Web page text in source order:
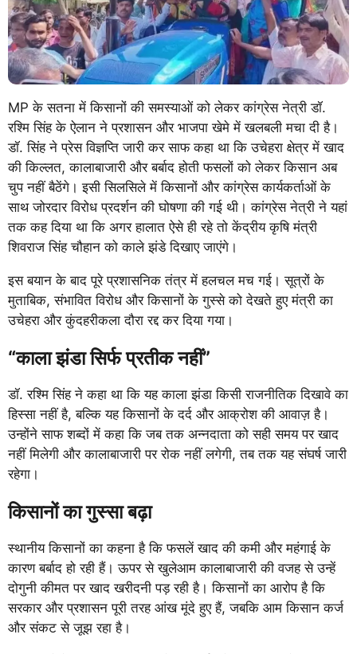
MP के सतना में किसानों की समस्याओं को लेकर कांग्रेस नेत्री डॉ.
रश्मि सिंह के ऐलान ने प्रशासन और भाजपा खेमे में खलबली मचा दी है।
डॉ. सिंह ने प्रेस विज्ञप्ति जारी कर साफ कहा था कि उचेहरा क्षेत्र में खाद
की किल्लत, कालाबाजारी और बर्बाद होती फसलों को लेकर किसान अब
चुप नहीं बैठेंगे। इसी सिलसिले में किसानों और कांग्रेस कार्यकर्ताओं के
साथ जोरदार विरोध प्रदर्शन की घोषणा की गई थी। कांग्रेस नेत्री ने यहां
तक कह दिया था कि अगर हालात ऐसे ही रहे तो केंद्रीय कृषि मंत्री
शिवराज सिंह चौहान को काले झंडे दिखाए जाएंगे।
इस बयान के बाद पूरे प्रशासनिक तंत्र में हलचल मच गई। सूत्रों के
मुताबिक, संभावित विरोध और किसानों के गुस्से को देखते हुए मंत्री का
उचेहरा और कुंदहरीकला दौरा रद्द कर दिया गया।
“काला झंडा सिर्फ प्रतीक नहीं”
डॉ. रश्मि सिंह ने कहा था कि यह काला झंडा किसी राजनीतिक दिखावे का
हिस्सा नहीं है, बल्कि यह किसानों के दर्द और आक्रोश की आवाज़ है।
उन्होंने साफ शब्दों में कहा कि जब तक अन्नदाता को सही समय पर खाद
नहीं मिलेगी और कालाबाजारी पर रोक नहीं लगेगी, तब तक यह संघर्ष जारी
रहेगा।
किसानों का गुस्सा बढ़ा
स्थानीय किसानों का कहना है कि फसलें खाद की कमी और महंगाई के
कारण बर्बाद हो रही हैं। ऊपर से खुलेआम कालाबाजारी की वजह से उन्हें
दोगुनी कीमत पर खाद खरीदनी पड़ रही है। किसानों का आरोप है कि
सरकार और प्रशासन पूरी तरह आंख मूंदे हुए हैं, जबकि आम किसान कर्ज
और संकट से जूझ रहा है।